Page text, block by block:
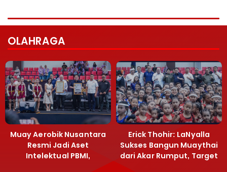
OLAHRAGA
Muay Aerobik Nusantara
Resmi Jadi Aset
Intelektual PBMI,
Erick Thohir: LaNyalla
Sukses Bangun Muaythai
dari Akar Rumput, Target